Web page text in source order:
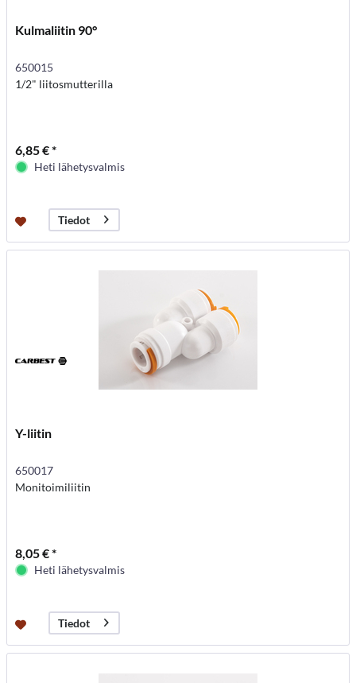
Kulmaliitin 90°
650015
1/2" liitosmutterilla
6,85 € *
Heti lähetysvalmis
Tiedot
Y-liitin
650017
Monitoimiliitin
8,05 € *
Heti lähetysvalmis
Tiedot